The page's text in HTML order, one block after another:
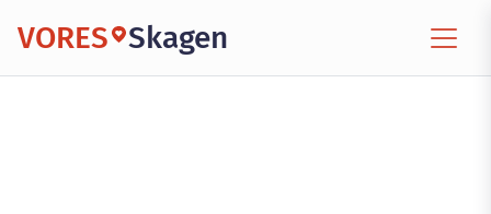
VORES Skagen